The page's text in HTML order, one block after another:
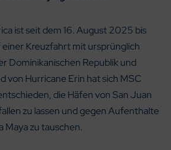
ist seit dem 16. August 2025 bis
Kreuzfahrt mit ursprünglich
Dominikanischen Republik und
von Hurricane Erin hat sich MSC
die Häfen von San Juan
zu lassen und gegen Aufenthalte
Maya zu tauschen.